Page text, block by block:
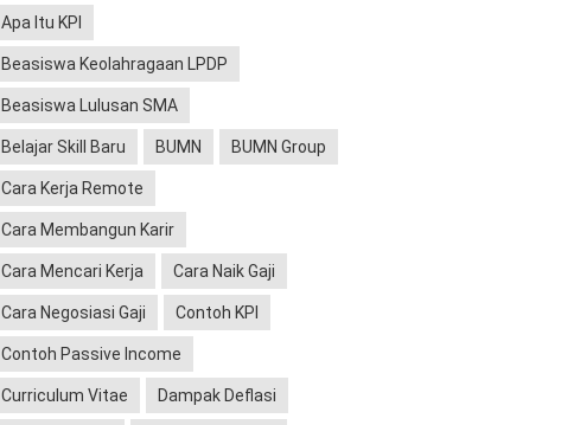
Apa Itu KPI
Beasiswa Keolahragaan LPDP
Beasiswa Lulusan SMA
Belajar Skill Baru BUMN BUMN Group
Cara Kerja Remote
Cara Membangun Karir
Cara Mencari Kerja Cara Naik Gaji
Cara Negosiasi Gaji Contoh KPI
Contoh Passive Income
Curriculum Vitae Dampak Deflasi